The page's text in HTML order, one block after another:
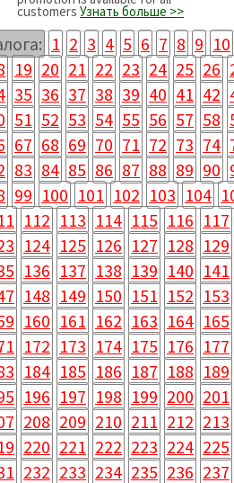
customers Узнать больше >>
1 2 3 4 5 6 7 8 9 10
19 20 21 22 23 24 25 26
35 36 37 38 39 40 41 42
51 52 53 54 55 56 57 58
67 68 69 70 71 72 73 74
83 84 85 86 87 88 89 90
99 100 101 102 103 104
112 113 114 115 116 117
124 125 126 127 128 129
136 137 138 139 140 141
148 149 150 151 152 153
160 161 162 163 164 165
172 173 174 175 176 177
184 185 186 187 188 189
196 197 198 199 200 201
208 209 210 211 212 213
220 221 222 223 224 225
232 233 234 235 236 237